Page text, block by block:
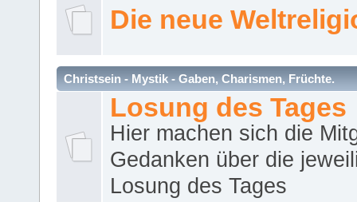
Die neue
Christsein - Mystik - Gaben, Charismen, Früchte.
Losung des Tages
Hier machen sich die
Gedanken über die
Losung des Tages